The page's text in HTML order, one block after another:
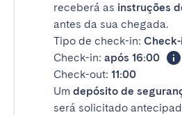
receberá as instruções
antes da sua chegada.
Tipo de check-in:
Check-in: após 16:00
Check-out: 11:00
Um depósito de
será solicitado